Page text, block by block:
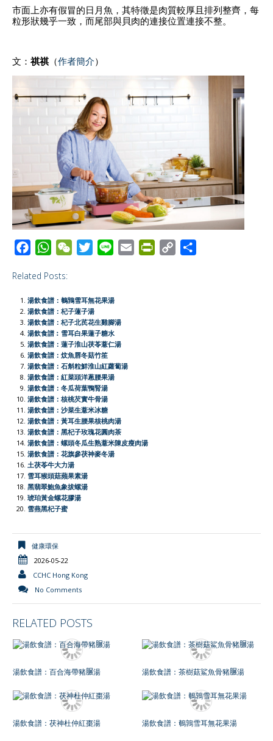
市面上亦有假冒的日月魚，其特徵是肉質較厚且排列整齊，每
粒形狀幾乎一致，而尾部與貝肉的連接位置連接不整。
文： 祺祺 （作者簡介）
c
e
b
o
o
k
W
a
t
s
A
p
p
W
h
a
t
t
t
e
r
e
Related Posts:
湯飲食譜：鵪鶉雪耳無花果湯
湯飲食譜：杞子蓮子湯
湯飲食譜：杞子北芪花生雞腳湯
湯飲食譜︰雪耳白果蓮子糖水
湯飲食譜：蓮子淮山茯苓薏仁湯
湯飲食譜：炆魚唇冬菇竹笙
湯飲食譜：石斛粒鮮淮山紅蘿蔔湯
湯飲食譜：紅菜頭洋蔥腰果湯
湯飲食譜：冬瓜荷葉鴨腎湯
湯飲食譜：核桃芡實牛骨湯
湯飲食譜：沙菜生薏米冰糖
湯飲食譜：黃耳生腰果核桃肉湯
湯飲食譜：黑杞子玫瑰花圓肉茶
湯飲食譜：螺頭冬瓜生熟薏米陳皮瘦肉湯
湯飲食譜：花旗參茯神麥冬湯
土茯苓牛大力湯
雪耳猴頭菇蘋果素湯
黑翡翠鮑魚象拔螺湯
琥珀黃金螺花膠湯
雪燕黑杞子蜜
健康環保
2026-05-22
CCHC Hong Kong
No Comments
RELATED POSTS
湯飲食譜：百合海帶豬𦟌湯 湯飲食譜：茶樹菇鯊魚骨豬𦟌湯
湯飲食譜：茯神杜仲紅棗湯 湯飲食譜：鵪鶉雪耳無花果湯